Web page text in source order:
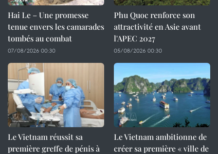
Hai Le – Une promesse
tenue envers les camarades
tombés au combat
07/08/2026 00:30
Phu Quoc renforce son
attractivité en Asie avant
l'APEC 2027
05/08/2026 00:30
Le Vietnam réussit sa
première greffe de pénis à
Le Vietnam ambitionne de
créer sa première « ville de